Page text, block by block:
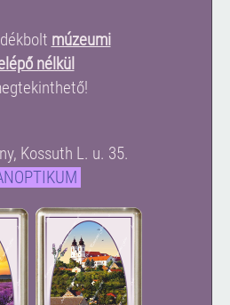
múzeumi
nélkül
Kossuth L. u. 35.